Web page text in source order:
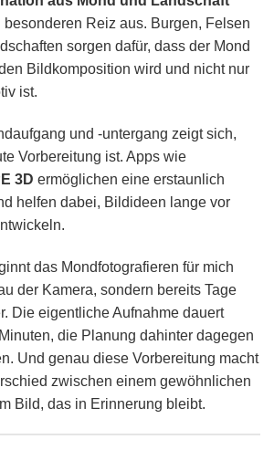
besonderen Reiz aus. Burgen, Felsen
sorgen dafür, dass der Mond
Bildkomposition wird und nicht nur
ist.
und -untergang zeigt sich,
Vorbereitung ist. Apps wie
3D ermöglichen eine erstaunlich
helfen dabei, Bildideen lange vor
das Mondfotografieren für mich
der Kamera, sondern bereits Tage
Die eigentliche Aufnahme dauert
die Planung dahinter dagegen
Und genau diese Vorbereitung macht
zwischen einem gewöhnlichen
Bild, das in Erinnerung bleibt.